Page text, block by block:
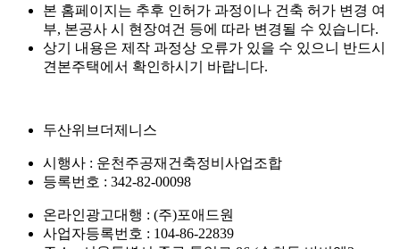
본 홈페이지는 추후 인허가 과정이나 건축 허가 변경 여
부, 본공사 시 현장여건 등에 따라 변경될 수 있습니다.
상기 내용은 제작 과정상 오류가 있을 수 있으니 반드시
견본주택에서 확인하시기 바랍니다.
두산위브더제니스
시행사 : 운천주공재건축정비사업조합
등록번호 : 342-82-00098
온라인광고대행 : (주)포애드원
사업자등록번호 : 104-86-22839